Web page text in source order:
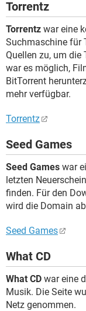
Torrentz
Torrentz war eine
Suchmaschine für
Quellen zu, um die
war es möglich,
BitTorrent
mehr verfügbar.
Torrentz
Seed Games
Seed Games war
letzten
finden. Für den
wird die Domain
Seed Games
What CD
What CD war eine
Musik. Die Seite
Netz genommen.